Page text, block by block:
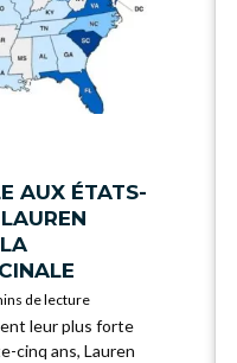
AUX ÉTATS-
de lecture
leur plus forte
cinq ans, Lauren